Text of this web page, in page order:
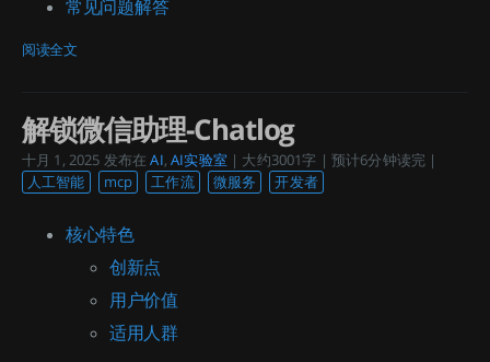
常见问题解答
阅读全文
解锁微信助理-Chatlog
十月 1, 2025 发布在 AI,AI实验室 | 大约3001字 | 预计6分钟读完 |
人工智能
mcp 工作流 微服务 开发者
核心特色
创新点
用户价值
适用人群